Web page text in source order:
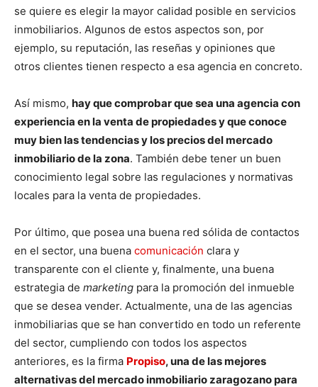
se quiere es elegir la mayor calidad posible en servicios
inmobiliarios. Algunos de estos aspectos son, por
ejemplo, su reputación, las reseñas y opiniones que
otros clientes tienen respecto a esa agencia en concreto.
Así mismo, hay que comprobar que sea una agencia con
experiencia en la venta de propiedades y que conoce
muy bien las tendencias y los precios del mercado
inmobiliario de la zona. También debe tener un buen
conocimiento legal sobre las regulaciones y normativas
locales para la venta de propiedades.
Por último, que posea una buena red sólida de contactos
en el sector, una buena comunicación clara y
transparente con el cliente y, finalmente, una buena
estrategia de marketing para la promoción del inmueble
que se desea vender. Actualmente, una de las agencias
inmobiliarias que se han convertido en todo un referente
del sector, cumpliendo con todos los aspectos
anteriores, es la firma Propiso, una de las mejores
alternativas del mercado inmobiliario zaragozano para